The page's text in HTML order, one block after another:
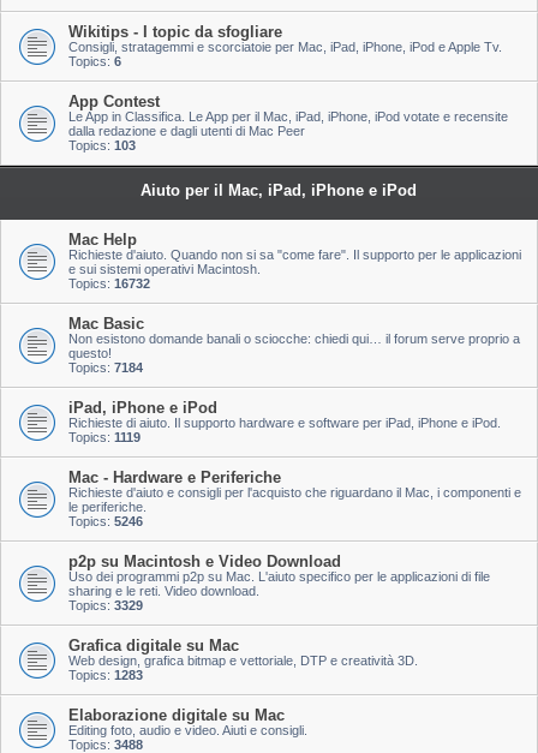
Wikitips - I topic da sfogliare
Consigli, stratagemmi e scorciatoie per Mac, iPad, iPhone, iPod e Apple Tv.
Topics: 6
App Contest
Le App in Classifica. Le App per il Mac, iPad, iPhone, iPod votate e recensite
dalla redazione e dagli utenti di Mac Peer
Topics: 103
Aiuto per il Mac, iPad, iPhone e iPod
Mac Help
Richieste d'aiuto. Quando non si sa "come fare". Il supporto per le applicazioni
e sui sistemi operativi Macintosh.
Topics: 16732
Mac Basic
Non esistono domande banali o sciocche: chiedi qui… il forum serve proprio a
questo!
Topics: 7184
iPad, iPhone e iPod
Richieste di aiuto. Il supporto hardware e software per iPad, iPhone e iPod.
Topics: 1119
Mac - Hardware e Periferiche
Richieste d'aiuto e consigli per l'acquisto che riguardano il Mac, i componenti e
le periferiche.
Topics: 5246
p2p su Macintosh e Video Download
Uso dei programmi p2p su Mac. L'aiuto specifico per le applicazioni di file
sharing e le reti. Video download.
Topics: 3329
Grafica digitale su Mac
Web design, grafica bitmap e vettoriale, DTP e creatività 3D.
Topics: 1283
Elaborazione digitale su Mac
Editing foto, audio e video. Aiuti e consigli.
Topics: 3488